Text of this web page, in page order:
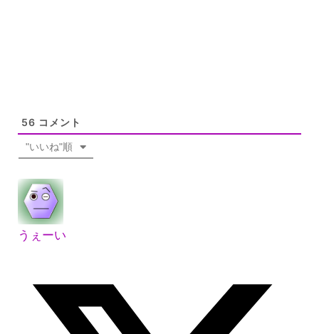
56 コメント
"いいね"順
うぇーい